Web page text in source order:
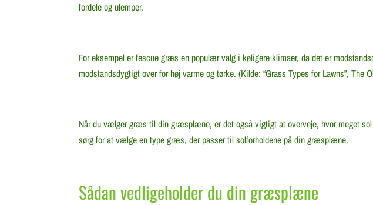
fordele og ulemper.
For eksempel er fescue græs en populær valg i køligere klimaer, da det er
modstandsdygtigt over for høj varme og tørke. (Kilde: “Grass Types for Lawns”, The
Når du vælger græs til din græsplæne, er det også vigtigt at overveje, hvor meget
sørg for at vælge en type græs, der passer til solforholdene på din græsplæne.
Sådan vedligeholder du din græsplæne